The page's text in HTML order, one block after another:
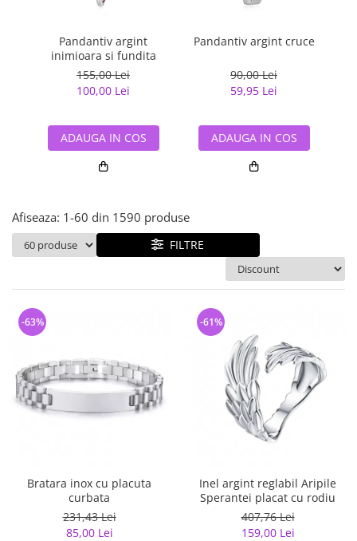
Bijuterii argint placat cu aur
Bijuterii gotice si rock
Bijuterii Handmade
Bijuterii fantezie
Bijuterii tungsten
Solutii si lavete de curatare
bijuterii argint
Pandantiv argint
inimioara si fundita
155,00 Lei
100,00 Lei
ADAUGA IN COS
Pandantiv argint cruce
90,00 Lei
59,95 Lei
ADAUGA IN COS
Afiseaza: 1-60 din 1590 produse
FILTRE
Bratara inox cu placuta
curbata
231,43 Lei
85,00 Lei
-63%
Inel argint reglabil Aripile
Sperantei placat cu rodiu
407,76 Lei
159,00 Lei
-61%